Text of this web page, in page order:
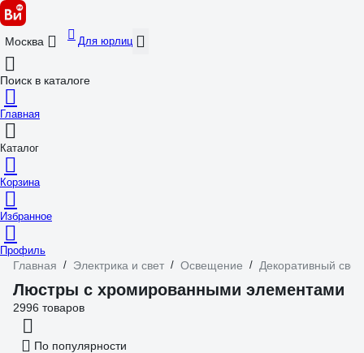
Москва Для юрлиц
Поиск в каталоге
Главная
Каталог
Корзина
Избранное
Профиль
Главная / Электрика и свет / Освещение / Декоративный свет
Люстры с хромированными элементами
2996 товаров
По популярности